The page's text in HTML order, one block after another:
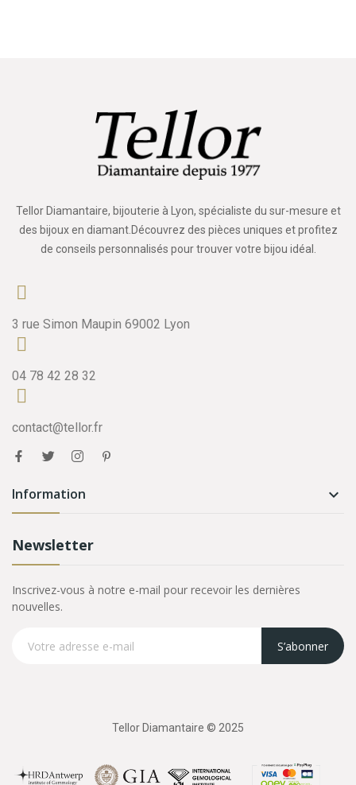
Tellor Diamantaire, bijouterie à Lyon, spécialiste du sur-mesure et
des bijoux en diamant.Découvrez des pièces uniques et profitez
de conseils personnalisés pour trouver votre bijou idéal.
3 rue Simon Maupin 69002 Lyon
04 78 42 28 32
contact@tellor.fr
Information 
Newsletter
Inscrivez-vous à notre e-mail pour recevoir les dernières
nouvelles.
S’abonner
Tellor Diamantaire © 2025